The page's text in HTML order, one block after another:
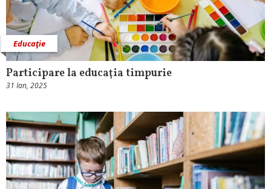
Educaţie
Participare la educaţia timpurie
31 Ian, 2025